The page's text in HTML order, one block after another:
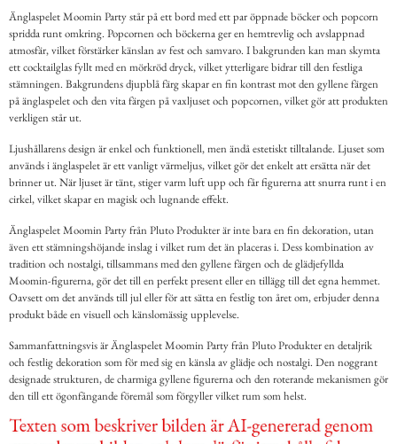
Änglaspelet Moomin Party står på ett bord med ett par öppnade böcker och popcorn
spridda runt omkring. Popcornen och böckerna ger en hemtrevlig och avslappnad
atmosfär, vilket förstärker känslan av fest och samvaro. I bakgrunden kan man skymta
ett cocktailglas fyllt med en mörkröd dryck, vilket ytterligare bidrar till den festliga
stämningen. Bakgrundens djupblå färg skapar en fin kontrast mot den gyllene färgen
på änglaspelet och den vita färgen på vaxljuset och popcornen, vilket gör att produkten
verkligen står ut.
Ljushållarens design är enkel och funktionell, men ändå estetiskt tilltalande. Ljuset som
används i änglaspelet är ett vanligt värmeljus, vilket gör det enkelt att ersätta när det
brinner ut. När ljuset är tänt, stiger varm luft upp och får figurerna att snurra runt i en
cirkel, vilket skapar en magisk och lugnande effekt.
Änglaspelet Moomin Party från Pluto Produkter är inte bara en fin dekoration, utan
även ett stämningshöjande inslag i vilket rum det än placeras i. Dess kombination av
tradition och nostalgi, tillsammans med den gyllene färgen och de glädjefyllda
Moomin-figurerna, gör det till en perfekt present eller en tillägg till det egna hemmet.
Oavsett om det används till jul eller för att sätta en festlig ton året om, erbjuder denna
produkt både en visuell och känslomässig upplevelse.
Sammanfattningsvis är Änglaspelet Moomin Party från Pluto Produkter en detaljrik
och festlig dekoration som för med sig en känsla av glädje och nostalgi. Den noggrant
designade strukturen, de charmiga gyllene figurerna och den roterande mekanismen gör
den till ett ögonfångande föremål som förgyller vilket rum som helst.